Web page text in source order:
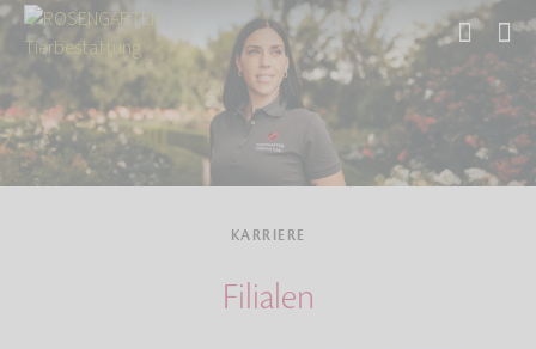
KARRIERE
Filialen